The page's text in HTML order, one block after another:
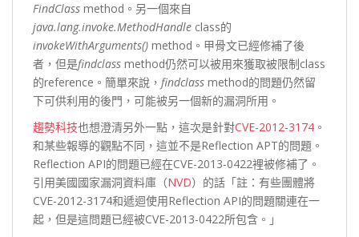
FindClass method。另一個來自
java.lang.invoke.MethodHandle class的
invokeWithArguments() method。甲骨文已經修補了後
者，但是findclass method仍然可以被用來獲取被限制class
的reference。簡單來說， findclass method的問題仍然留
下可供利用的後門，可能被另一個新的漏洞所用。
趨勢科技也想澄清另外一點，這次是針對CVE-2012-3174 。
和某些報導的觀點不同，這並不是Reflection APT的問題。
Reflection API的問題已經在CVE-2013-0422裡被修補了。
引用美國國家漏洞資料庫（NVD）的話「註：有些團體將
CVE-2012-3174和遞迴使用Reflection API的問題關連在一
起，但是這問題已經被CVE-2013-0422所包含。」